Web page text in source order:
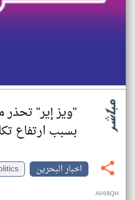
"ويز إير" تحذر
بسبب ارتفاع
اخبار البحرين
AV68QH